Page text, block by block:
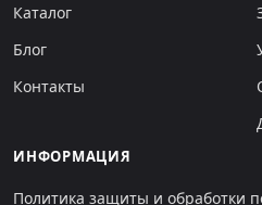
Каталог
Блог
Контакты
ИНФОРМАЦИЯ
Политика защиты и обработки